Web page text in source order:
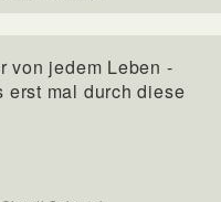
von jedem Leben -
erst mal durch diese